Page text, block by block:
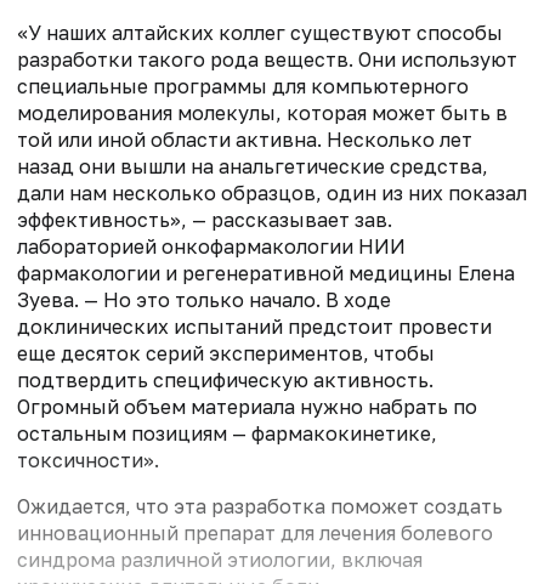
«У наших алтайских коллег существуют способы
разработки такого рода веществ. Они используют
специальные программы для компьютерного
моделирования молекулы, которая может быть в
той или иной области активна. Несколько лет
назад они вышли на анальгетические средства,
дали нам несколько образцов, один из них показал
эффективность», — рассказывает зав.
лабораторией онкофармакологии НИИ
фармакологии и регенеративной медицины Елена
Зуева. — Но это только начало. В ходе
доклинических испытаний предстоит провести
еще десяток серий экспериментов, чтобы
подтвердить специфическую активность.
Огромный объем материала нужно набрать по
остальным позициям — фармакокинетике,
токсичности».
Ожидается, что эта разработка поможет создать
инновационный препарат для лечения болевого
синдрома различной этиологии, включая